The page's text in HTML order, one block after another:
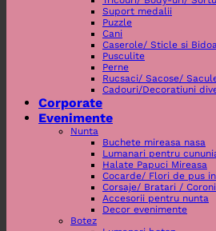
Suport medalii
Puzzle
Cani
Caserole/ Sticle si
Pusculite
Perne
Rucsaci/ Sacose/
Cadouri/Decoratiuni
Corporate
Evenimente
Nunta
Buchete mireasa nasa
Lumanari pentru
Halate Papuci Mireasa
Cocarde/ Flori de pus
Corsaje/ Bratari /
Accesorii pentru nunta
Decor evenimente
Botez